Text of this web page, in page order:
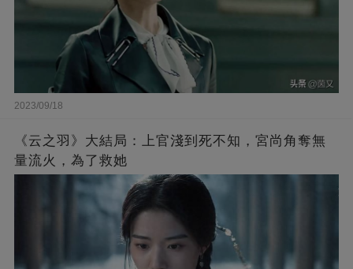
2023/09/18
《云之羽》大結局：上官淺到死不知，宮尚角奪無
量流火，為了救她